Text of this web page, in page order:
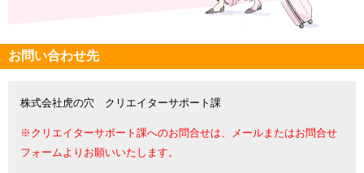
お問い合わせ先
株式会社虎の穴 クリエイターサポート課
※クリエイターサポート課へのお問合せは、メールまたはお問合せ
フォームよりお願いいたします。